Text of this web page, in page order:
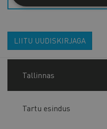
LIITU UUDISKIRJAGA
Tallinnas
Tartu esindus